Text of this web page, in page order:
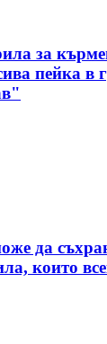
за
пейка в
да
които